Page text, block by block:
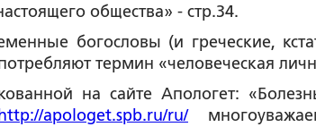
общества» - стр.34.
богословы (и греческие,
термин «человеческая
на сайте Апологет:
http://apologet.spb.ru/ru/